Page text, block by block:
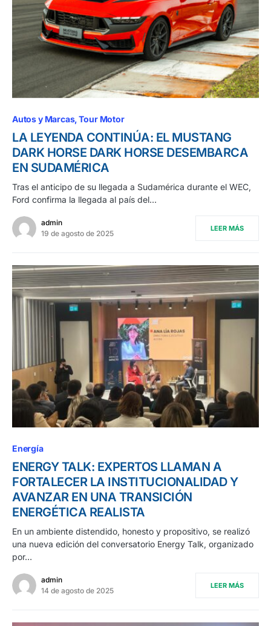
Autos y Marcas Tour Motor
LA LEYENDA CONTINÚA: EL MUSTANG
DARK HORSE DARK HORSE DESEMBARCA
EN SUDAMÉRICA
Tras el anticipo de su llegada a Sudamérica durante el WEC,
Ford confirma la llegada al país del…
admin
19 de agosto de 2025
LEER MÁS
Energía
ENERGY TALK: EXPERTOS LLAMAN A
FORTALECER LA INSTITUCIONALIDAD Y
AVANZAR EN UNA TRANSICIÓN
ENERGÉTICA REALISTA
En un ambiente distendido, honesto y propositivo, se realizó
una nueva edición del conversatorio Energy Talk, organizado
por…
admin
14 de agosto de 2025
LEER MÁS